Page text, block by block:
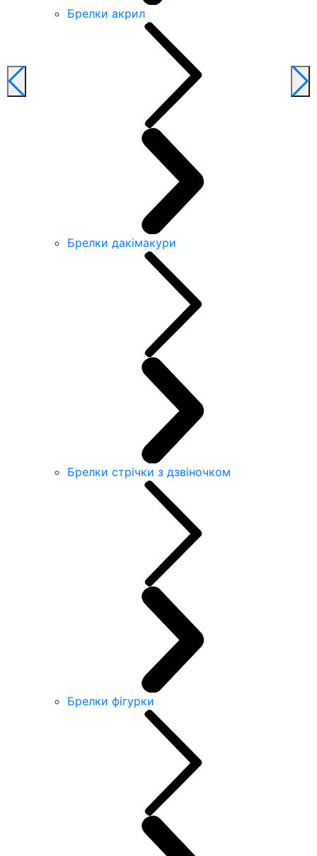
Брелки акрил
Брелки дакімакури
Брелки стрічки з дзвіночком
Брелки фігурки